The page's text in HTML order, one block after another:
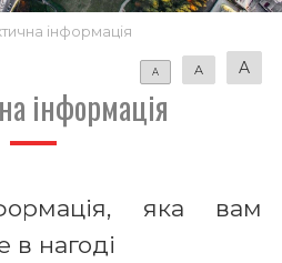
інформація
A A A
інформація
яка вам
в нагоді